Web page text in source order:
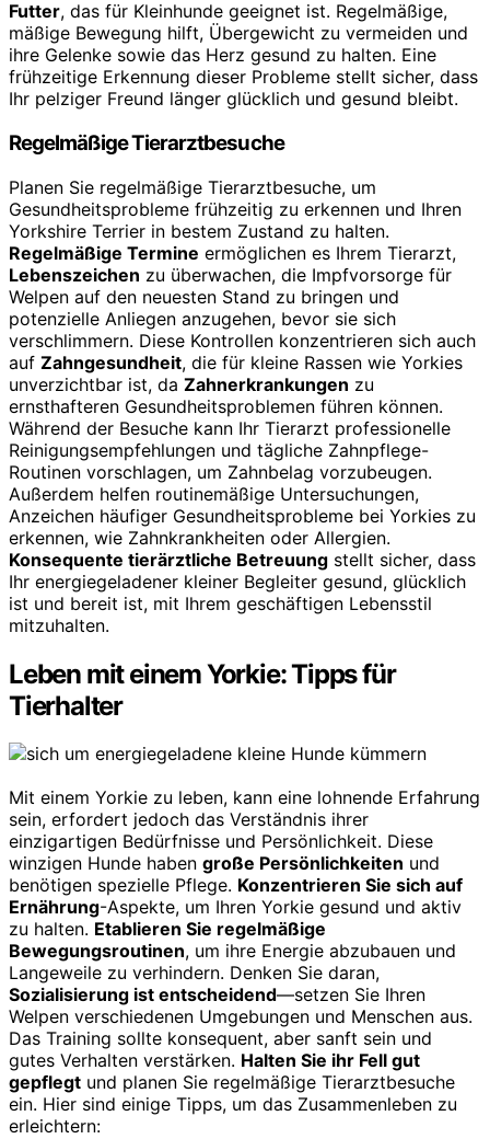
Futter, das für Kleinhunde geeignet ist. Regelmäßige,
mäßige Bewegung hilft, Übergewicht zu vermeiden und
ihre Gelenke sowie das Herz gesund zu halten. Eine
frühzeitige Erkennung dieser Probleme stellt sicher, dass
Ihr pelziger Freund länger glücklich und gesund bleibt.
Regelmäßige Tierarztbesuche
Planen Sie regelmäßige Tierarztbesuche, um
Gesundheitsprobleme frühzeitig zu erkennen und Ihren
Yorkshire Terrier in bestem Zustand zu halten.
Regelmäßige Termine ermöglichen es Ihrem Tierarzt,
Lebenszeichen zu überwachen, die Impfvorsorge für
Welpen auf den neuesten Stand zu bringen und
potenzielle Anliegen anzugehen, bevor sie sich
verschlimmern. Diese Kontrollen konzentrieren sich auch
auf Zahngesundheit, die für kleine Rassen wie Yorkies
unverzichtbar ist, da Zahnerkrankungen zu
ernsthafteren Gesundheitsproblemen führen können.
Während der Besuche kann Ihr Tierarzt professionelle
Reinigungsempfehlungen und tägliche Zahnpflege-
Routinen vorschlagen, um Zahnbelag vorzubeugen.
Außerdem helfen routinemäßige Untersuchungen,
Anzeichen häufiger Gesundheitsprobleme bei Yorkies zu
erkennen, wie Zahnkrankheiten oder Allergien.
Konsequente tierärztliche Betreuung stellt sicher, dass
Ihr energiegeladener kleiner Begleiter gesund, glücklich
ist und bereit ist, mit Ihrem geschäftigen Lebensstil
mitzuhalten.
Leben mit einem Yorkie: Tipps für
Tierhalter
Mit einem Yorkie zu leben, kann eine lohnende Erfahrung
sein, erfordert jedoch das Verständnis ihrer
einzigartigen Bedürfnisse und Persönlichkeit. Diese
winzigen Hunde haben große Persönlichkeiten und
benötigen spezielle Pflege. Konzentrieren Sie sich auf
Ernährung-Aspekte, um Ihren Yorkie gesund und aktiv
zu halten. Etablieren Sie regelmäßige
Bewegungsroutinen, um ihre Energie abzubauen und
Langeweile zu verhindern. Denken Sie daran,
Sozialisierung ist entscheidend—setzen Sie Ihren
Welpen verschiedenen Umgebungen und Menschen aus.
Das Training sollte konsequent, aber sanft sein und
gutes Verhalten verstärken. Halten Sie ihr Fell gut
gepflegt und planen Sie regelmäßige Tierarztbesuche
ein. Hier sind einige Tipps, um das Zusammenleben zu
erleichtern: